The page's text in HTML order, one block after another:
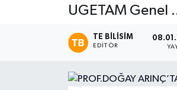
UGETAM Genel
TE BILISIM
EDITÖR
Etkinlikler